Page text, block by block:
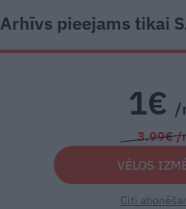
Arhīvs pieejams tikai
1€ /
3.99€ /
VĒLOS
Citi